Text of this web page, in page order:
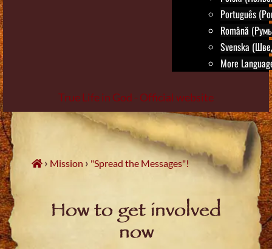
Português
Română
Svenska
More
True Life in God - Official website
Skip
to
content
› Mission › "Spread the Messages"!
How to get involved
now